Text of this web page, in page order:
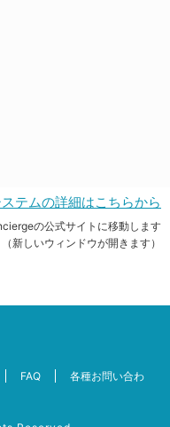
テムの詳細はこちらから
の公式サイトに移動します
（新しいウィンドウが開きます）
FAQ
各種お問い合わ